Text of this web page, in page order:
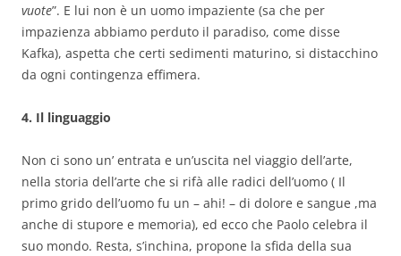
vuote”. E lui non è un uomo impaziente (sa che per
impazienza abbiamo perduto il paradiso, come disse
Kafka), aspetta che certi sedimenti maturino, si distacchino
da ogni contingenza effimera.
4. Il linguaggio
Non ci sono un’ entrata e un’uscita nel viaggio dell’arte,
nella storia dell’arte che si rifà alle radici dell’uomo ( Il
primo grido dell’uomo fu un – ahi! – di dolore e sangue ,ma
anche di stupore e memoria), ed ecco che Paolo celebra il
suo mondo. Resta, s’inchina, propone la sfida della sua